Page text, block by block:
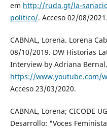
em http://ruda.gt/la-
politico/. Acceso 02/08/2021.
CABNAL, Lorena. Lorena
08/10/2019. DW Historias
Interview by Adriana
https://www.youtube.com/
Acceso 23/03/2020.
CABNAL, Lorena; CICODE
Desarrollo: "Voces